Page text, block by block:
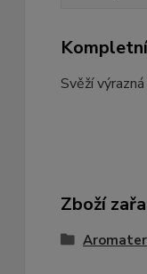
Svěží
Zboží